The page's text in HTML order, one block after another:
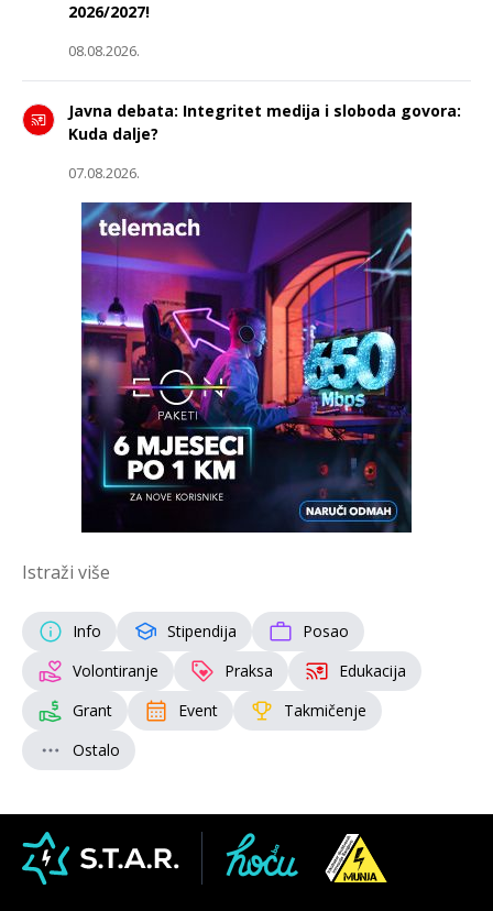
2026/2027!
08.08.2026.
Javna debata: Integritet medija i sloboda govora:
Kuda dalje?
07.08.2026.
Istraži više
Info Stipendija
Posao
Volontiranje
Praksa
Edukacija
Grant
Event
Takmičenje
Ostalo